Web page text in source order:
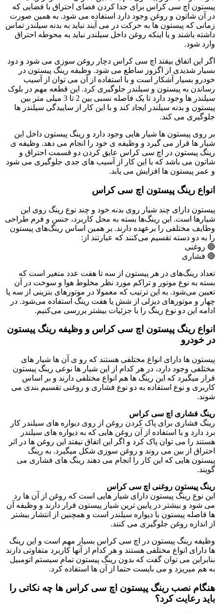
پیستون اچ سی کراس برای جدا کردن فضای احتراق با فضایی که
در آن شاتون و روغن وجود دارد استفاده می شود. به همین صورت
زمانی که پیستون ها به حرکت در می آیند نباید به بدنه سیلندر تماس
داشته باشند و یا اینکه روغن داخل سیلندر نباید به محوطه احتراق
وارد شود.
اگر این اتفاق بیفتد اچ سی کراس دچار روغن سوزی می شود و دود
بسیار شدیدی از اگزوز ساطع می شود. وظیفه رینگ پیستون در
خودرو بسیار آشکار است و با استفاده از آن می توان از آسیب
رساندن به پیستون و سیلندر جلوگیری کرد. این قطعه مهم در بلوک
سیلندر ها وجود دارد تا یک فاصله نسبی بین 2 تا 3 میلی متر بین
پیستون و بدنه سیلندر ایجاد کند و با این کار از ساییدگی سیلندر ها
جلوگیری می کند.
بر روی پیستون ها شیار هایی وجود دارد و رینگ پیستون داخل این
شیار ها قرار می گیرد و وظیفه ی خود را انجام می دهد. وظیفه ی
رینگ پیستون در اچ سی کراس عایق کردن دو قسمت احتراق و
شاتون می باشد که با این کار از آسیب های جدی جلوگیری می شود
و عمر پیستون ها افزایش می یابد.
انواع رینگ پیستون اچ سی کراس
پیستون دارای چند شیار روی بدنه خود و چند نوع رینگ روی این
شیارها است. این رینگ‌ها بسته به محل کاربرد، جنس و فرم طراحی
وظایف مختلفی را برعهده دارند. بر همین اساس رینگ‌های پیستون
را به دو دسته تقسیم می‌کنند که عبارتند از:
🔴 روغنی
🔴 فشاری
تعداد رینگ‌های در هر پیستون از سه تا هفت عدد متغیر است که
بسته به نوع موتور و تراکم مورد نظر مخلوط هوا و سوخت در آن
تعیین می‌شود. به این ترتیب که معمولا در موتورهای بنزینی از سه یا
چهار و موتورهای دیزلی از شش یا هفت رینگ استفاده می‌شود. در
ادامه این دو نوع رینگ را با جزئیات بیشتر بررسی می‌کنیم.
انواع رینگ پیستون اچ سی کراس و وظیفه رینگ پیستون
در خودرو
پیستون ها دارای انواع مختلفی هستند که رو ی آن ها شیار های
مختلفی وجود دارد، در هر کدام از این شیار ها نوعی رینگ پیستون
قرار میگیرد که این رینگ ها هم انواع مختلفی دارند و بر اساس
کاربری و نوع استفاده به دو نوع فشاری و روغنی تقسیم بندی می
شوند.
رینگ فشاری اچ سی کراس
رینگ فشاری برای پاک کردن روغن از روی دیواره های سیلندر کار
برد دارد و با استفاده از آن روغن هایی که به دیواره های سیلندر
هستند را می توان پاک کرد و اگر این اتفاق نیفتد این روغن ها در اثر
احتراق از بین می روند و روغن سوزی شکل میگیرد. به رینگ
پیستون هایی که این کار را انجام می دهند رینگ های فشاری می
گویند.
رینگ پیستون روغنی اچ سی کراس
این نوع رینگ پیستون دارای شیار هایی است که روغن از آن ها رد
می شود و بیشتر در پایین ترین شیار پیستون قرار دارند و وظیفه آن
ها فاصله پیستون با دیواره سیلندر است و همچنین از انتشار بیشتر
از اندازه روغن جلوگیری می کنند.
وظیفه رینگ پیستون در اچ سی کراس بسیار مهم است و این رینگ
ها دارای انواع مختلفی هستند و هر کدام از آنها کاربرد متفاوتی دارند
بنابراین می توان گفت که بدون رینگ پیستون تمام سیستم اتومبیل
به هم میریزد و می بایست حتما از آن ها استفاده کرد.
هنگام نصب رینگ پیستون اچ سی کراس ها چه نکاتی را
باید رعایت کرد؟